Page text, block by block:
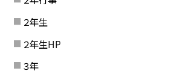
２年生
２年生HP
３年